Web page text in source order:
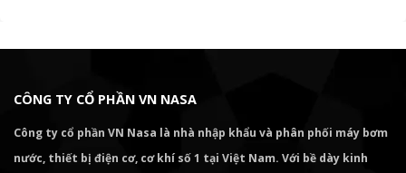
CÔNG TY CỔ PHẦN VN NASA
Công ty cổ phần VN Nasa là nhà nhập khẩu và phân phối máy bơm
nước, thiết bị điện cơ, cơ khí số 1 tại Việt Nam. Với bề dày kinh